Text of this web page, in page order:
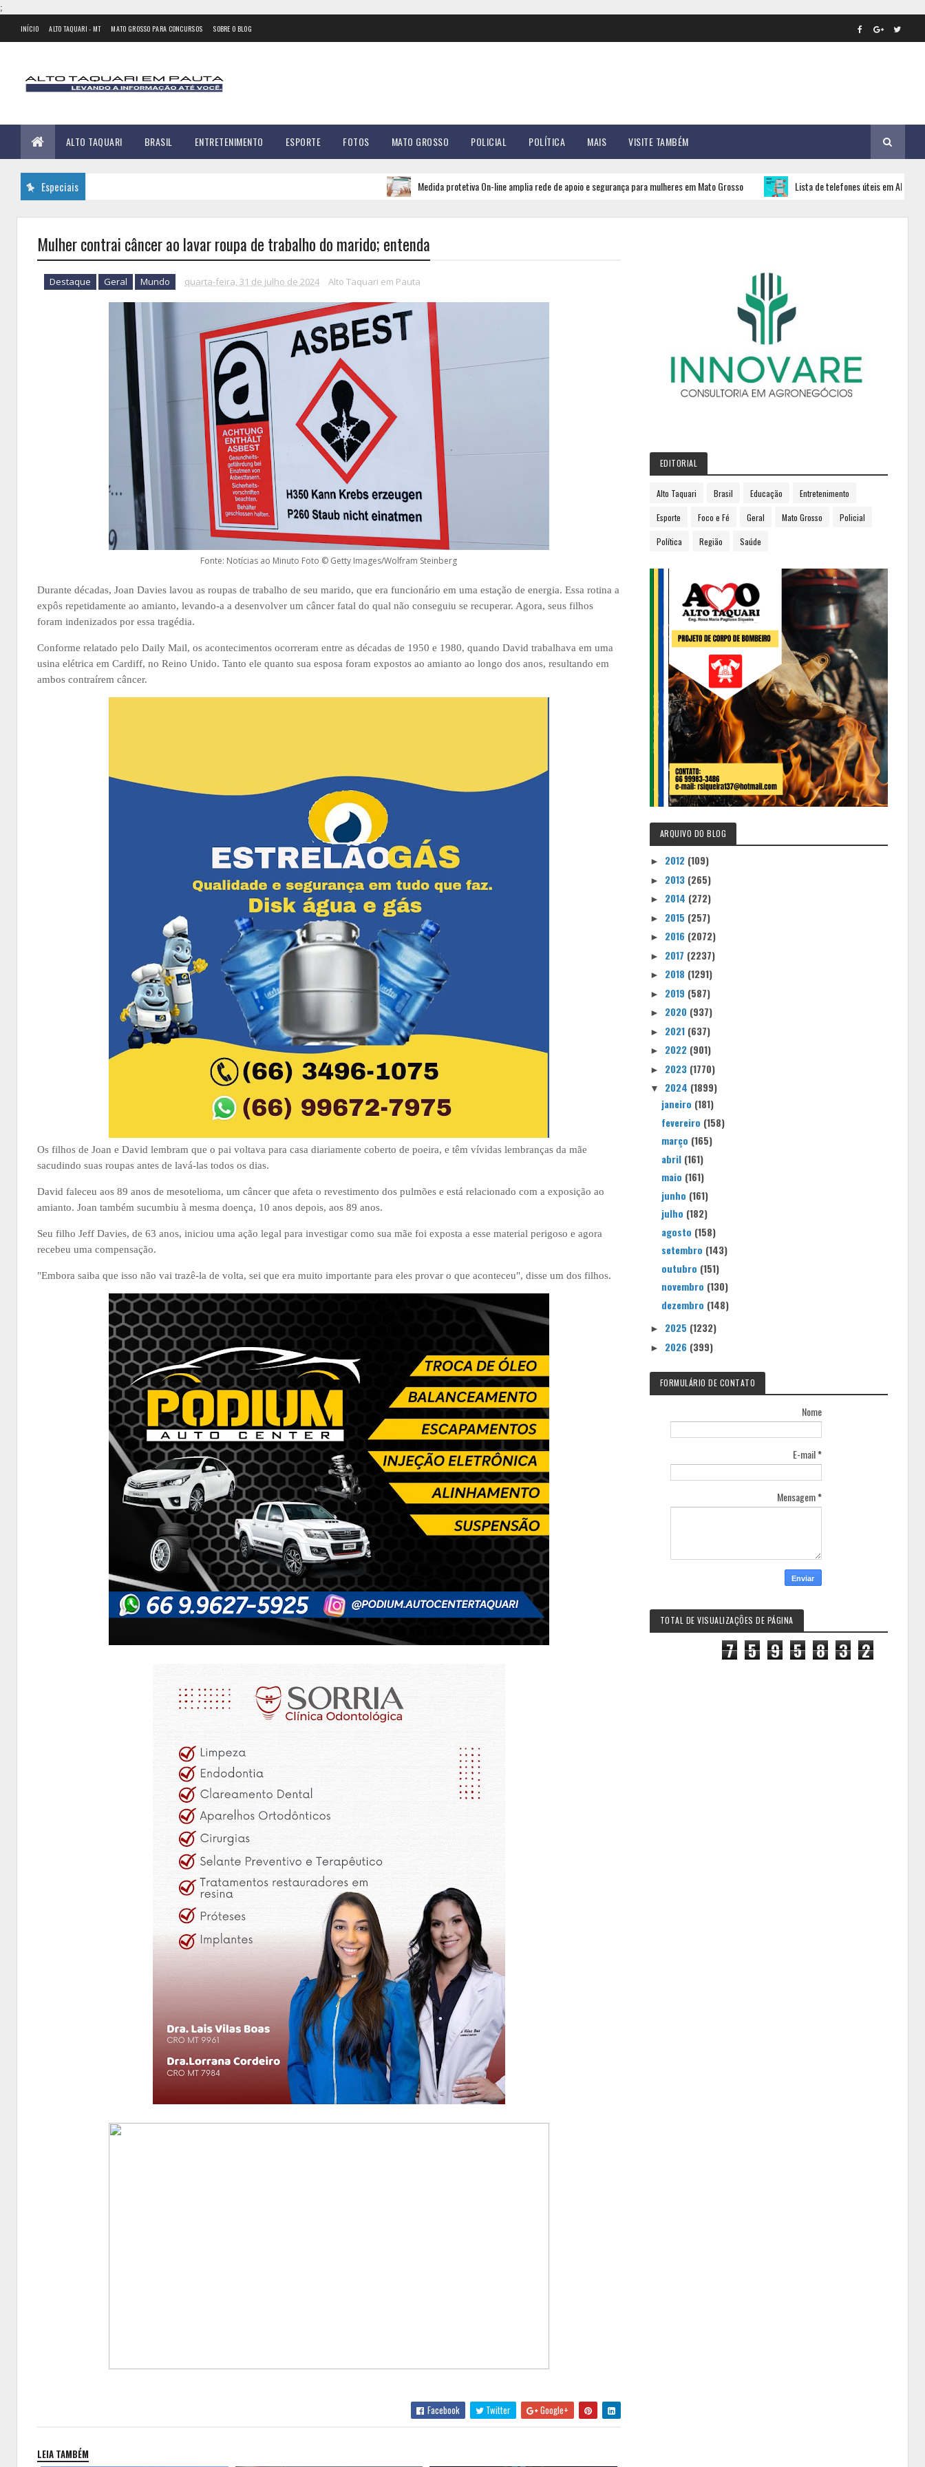
;
INÍCIO ALTO TAQUARI - MT MATO GROSSO PARA CONCURSOS SOBRE O BLOG
ALTO TAQUARI BRASIL ENTRETENIMENTO ESPORTE FOTOS MATO GROSSO POLICIAL POLÍTICA MAIS VISITE TAMBÉM
Especiais Medida protetiva On-line amplia rede de apoio e segurança para mulheres em Mato Grosso Lista de telefones úteis em Alto Taquari com
Mulher contrai câncer ao lavar roupa de trabalho do marido; entenda
Destaque Geral Mundo quarta-feira, 31 de julho de 2024 Alto Taquari em Pauta
Fonte: Notícias ao Minuto Foto © Getty Images/Wolfram Steinberg
Durante décadas, Joan Davies lavou as roupas de trabalho de seu marido, que era funcionário em uma estação de energia. Essa rotina a
expôs repetidamente ao amianto, levando-a a desenvolver um câncer fatal do qual não conseguiu se recuperar. Agora, seus filhos
foram indenizados por essa tragédia.
Conforme relatado pelo Daily Mail, os acontecimentos ocorreram entre as décadas de 1950 e 1980, quando David trabalhava em uma
usina elétrica em Cardiff, no Reino Unido. Tanto ele quanto sua esposa foram expostos ao amianto ao longo dos anos, resultando em
ambos contraírem câncer.
Os filhos de Joan e David lembram que o pai voltava para casa diariamente coberto de poeira, e têm vívidas lembranças da mãe
sacudindo suas roupas antes de lavá-las todos os dias.
David faleceu aos 89 anos de mesotelioma, um câncer que afeta o revestimento dos pulmões e está relacionado com a exposição ao
amianto. Joan também sucumbiu à mesma doença, 10 anos depois, aos 89 anos.
Seu filho Jeff Davies, de 63 anos, iniciou uma ação legal para investigar como sua mãe foi exposta a esse material perigoso e agora
recebeu uma compensação.
"Embora saiba que isso não vai trazê-la de volta, sei que era muito importante para eles provar o que aconteceu", disse um dos filhos.
Facebook Twitter Google+
LEIA TAMBÉM
EDITORIAL
Alto Taquari Brasil Educação Entretenimento
Esporte Foco e Fé Geral Mato Grosso Policial
Política Região Saúde
ARQUIVO DO BLOG
► 2012 (109)
► 2013 (265)
► 2014 (272)
► 2015 (257)
► 2016 (2072)
► 2017 (2237)
► 2018 (1291)
► 2019 (587)
► 2020 (937)
► 2021 (637)
► 2022 (901)
► 2023 (1770)
▼ 2024 (1899)
janeiro (181)
fevereiro (158)
março (165)
abril (161)
maio (161)
junho (161)
julho (182)
agosto (158)
setembro (143)
outubro (151)
novembro (130)
dezembro (148)
► 2025 (1232)
► 2026 (399)
FORMULÁRIO DE CONTATO
Nome
E-mail*
Mensagem*
TOTAL DE VISUALIZAÇÕES DE PÁGINA
7 5 9 5 8 3 2